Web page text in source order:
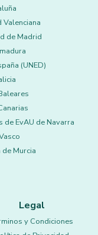
Valenciana
de Madrid
(UNED)
de EvAU de Navarra
de Murcia
Legal
y Condiciones